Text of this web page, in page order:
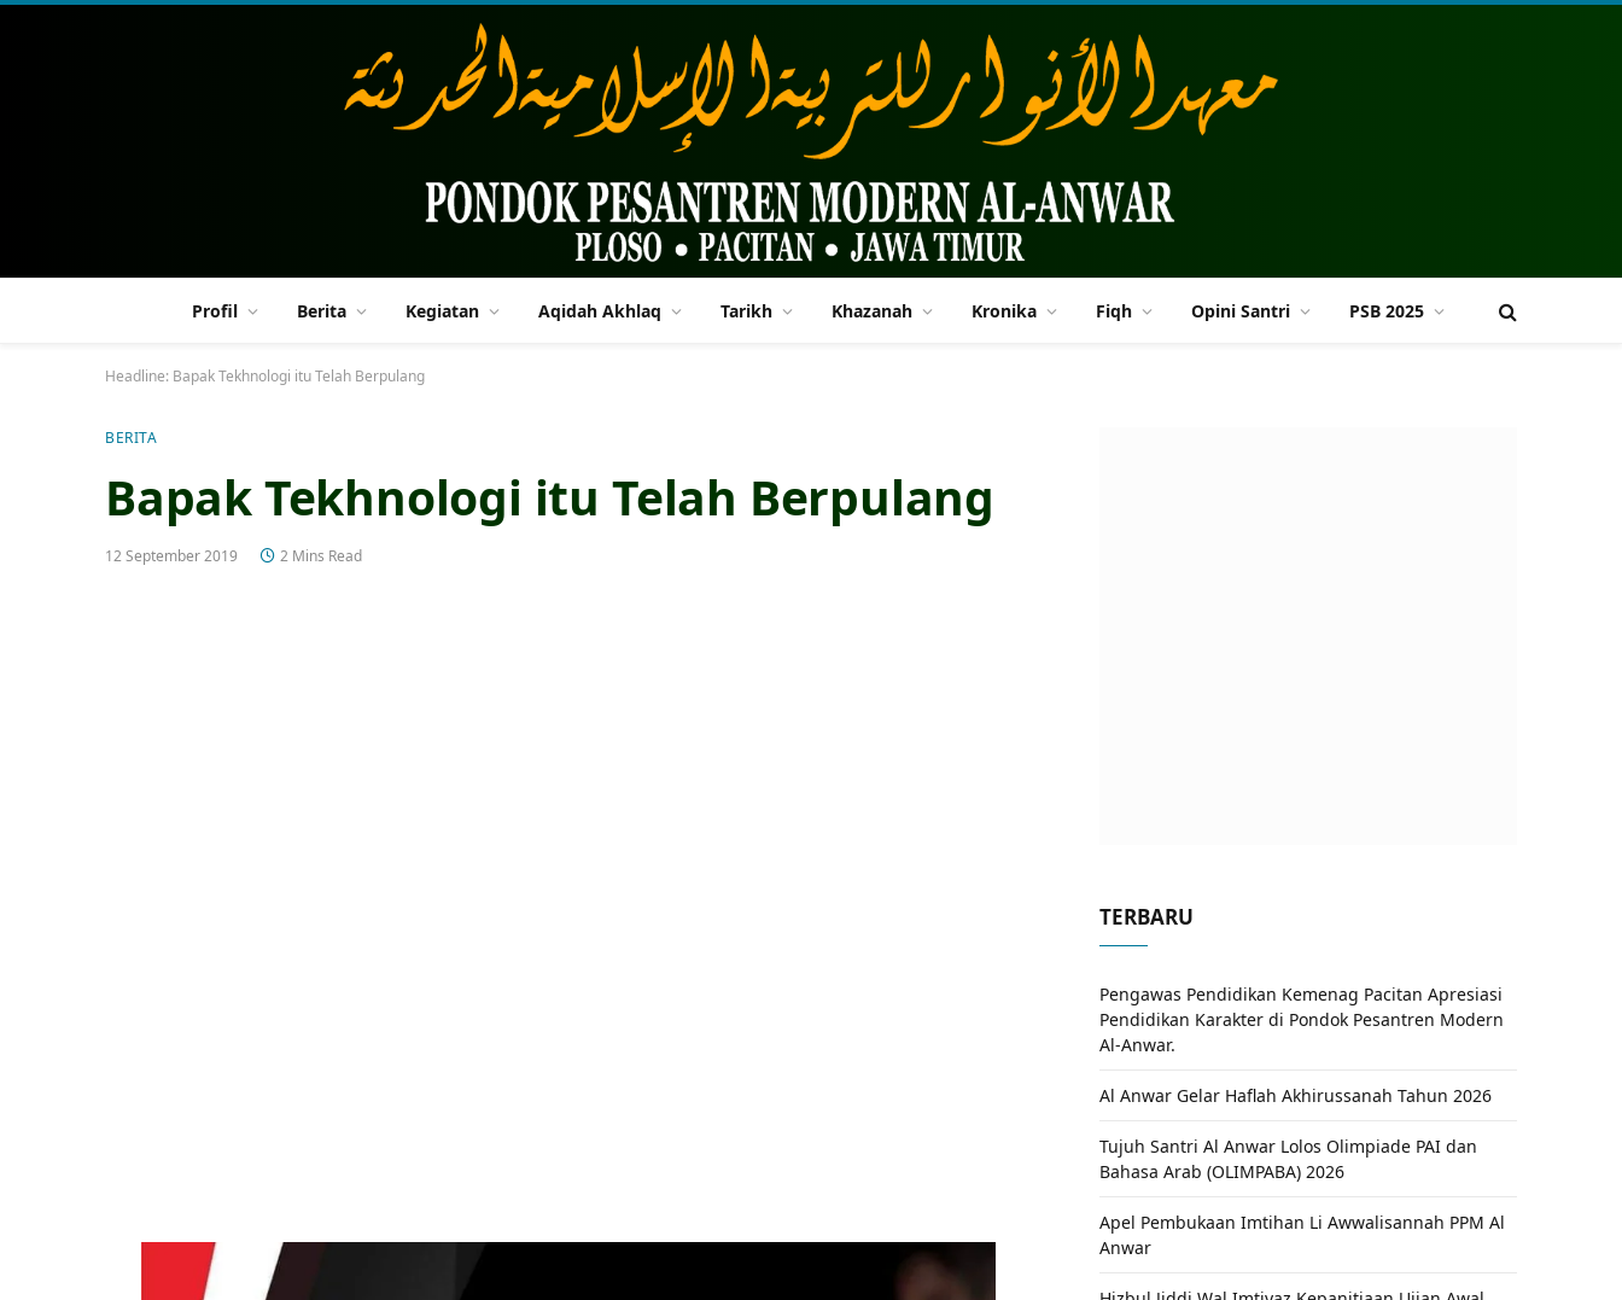
Profil Berita Kegiatan Aqidah Akhlaq Tarikh Khazanah Kronika Fiqh Opini Santri PSB 2025
Headline: Bapak Tekhnologi itu Telah Berpulang
BERITA
Bapak Tekhnologi itu Telah Berpulang
12 September 2019 2 Mins Read
TERBARU
Pengawas Pendidikan Kemenag Pacitan Apresiasi
Pendidikan Karakter di Pondok Pesantren Modern
Al-Anwar.
Al Anwar Gelar Haflah Akhirussanah Tahun 2026
Tujuh Santri Al Anwar Lolos Olimpiade PAI dan
Bahasa Arab (OLIMPABA) 2026
Apel Pembukaan Imtihan Li Awwalisannah PPM Al
Anwar